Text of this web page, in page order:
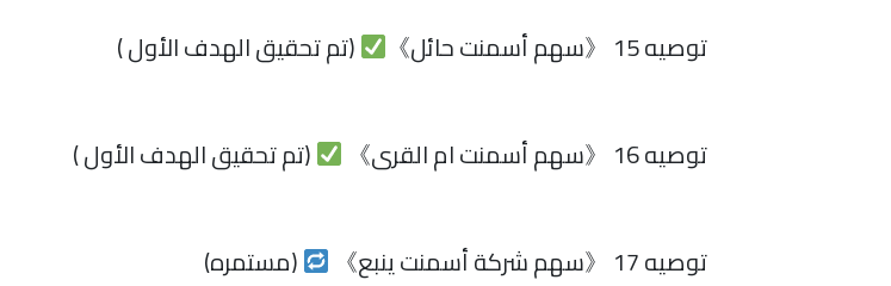
توصيه 15 《سهم أسمنت حائل》 (تم تحقيق الهدف الأول )
توصيه 16 《سهم أسمنت ام القرى》 (تم تحقيق الهدف الأول )
توصيه 17 《سهم شركة أسمنت ينبع》 (مستمره)